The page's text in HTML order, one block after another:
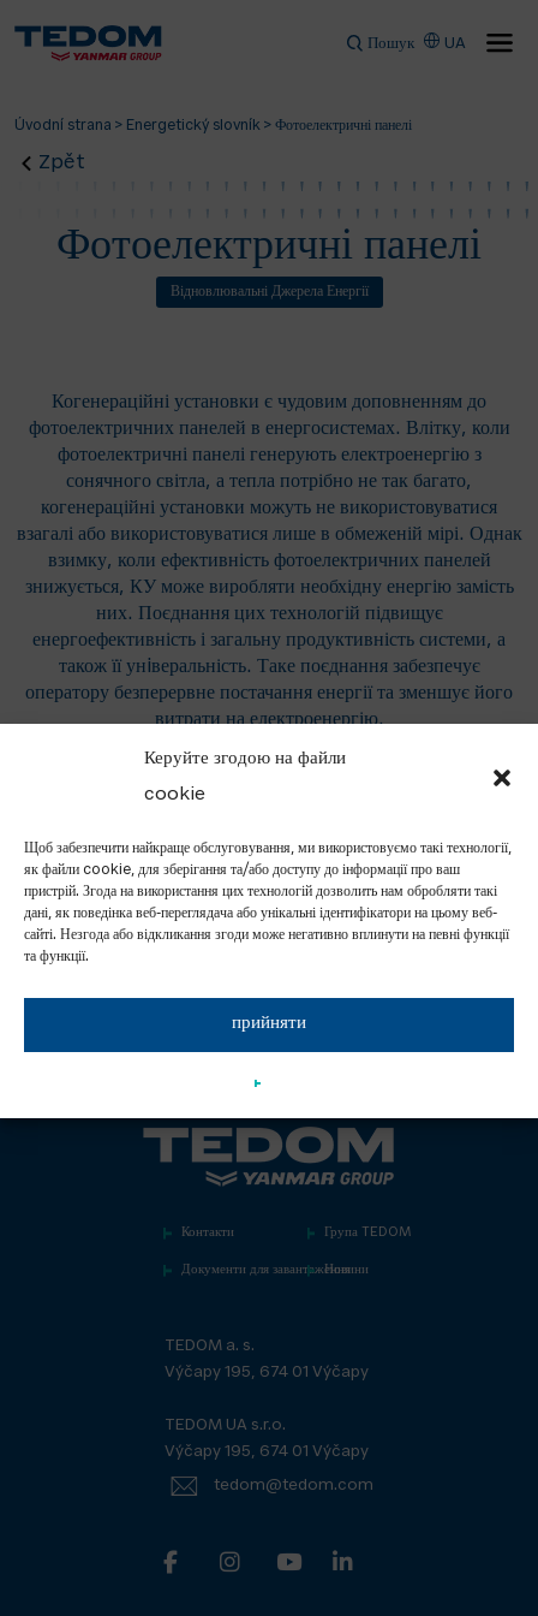
Керуйте згодою на файли
cookie
Щоб забезпечити найкраще обслуговування, ми використовуємо такі технології,
як файли cookie, для зберігання та/або доступу до інформації про ваш
пристрій. Згода на використання цих технологій дозволить нам обробляти такі
дані, як поведінка веб-переглядача або унікальні ідентифікатори на цьому веб-
сайті. Незгода або відкликання згоди може негативно вплинути на певні функції
та функції.
прийняти
Пошук UA
Úvodní strana > Energetický slovník > Фотоелектричні панелі
Zpět
Фотоелектричні панелі
Відновлювальні Джерела Енергії
Когенераційні установки є чудовим доповненням до
фотоелектричних панелей в енергосистемах. Влітку, коли
фотоелектричні панелі генерують електроенергію з
сонячного світла, а тепла потрібно не так багато,
когенераційні установки можуть не використовуватися
взагалі або використовуватися лише в обмеженій мірі. Однак
взимку, коли ефективність фотоелектричних панелей
знижується, КУ може виробляти необхідну енергію замість
них. Поєднання цих технологій підвищує
енергоефективність і загальну продуктивність системи, а
також її унiверальність. Таке поєднання забезпечує
оператору безперервне постачання енергії та зменшує його
витрати на електроенергію.
ласка, зв'яжіться з нами.
НАДІСЛАТИ ЗАПИТ
Контакти Група TEDOM
Документи для завантаження
Новини
TEDOM a. s.
Výčapy 195, 674 01 Výčapy
TEDOM UA s.r.o.
Výčapy 195, 674 01 Výčapy
tedom@tedom.com